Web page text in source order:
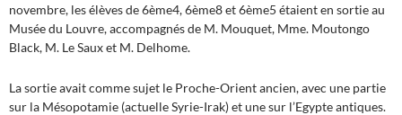
novembre, les élèves de 6ème4, 6ème8 et 6ème5 étaient en sortie au
Musée du Louvre, accompagnés de M. Mouquet, Mme. Moutongo
Black, M. Le Saux et M. Delhome.
La sortie avait comme sujet le Proche-Orient ancien, avec une partie
sur la Mésopotamie (actuelle Syrie-Irak) et une sur l’Egypte antiques.